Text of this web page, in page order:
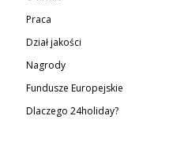
Praca
Dział jakości
Nagrody
Fundusze Europejskie
Dlaczego 24holiday?